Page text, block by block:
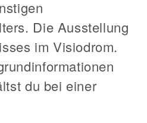
Die Ausstellung
im Visiodrom.
du bei einer